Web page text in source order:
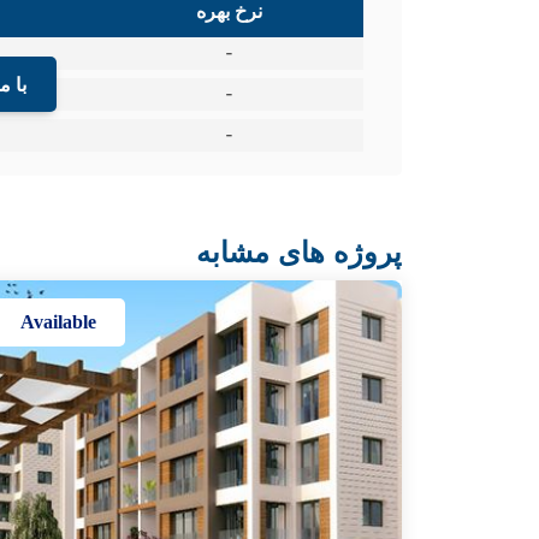
با
نرخ بهره
-
-
-
پروژه های مشابه
Available